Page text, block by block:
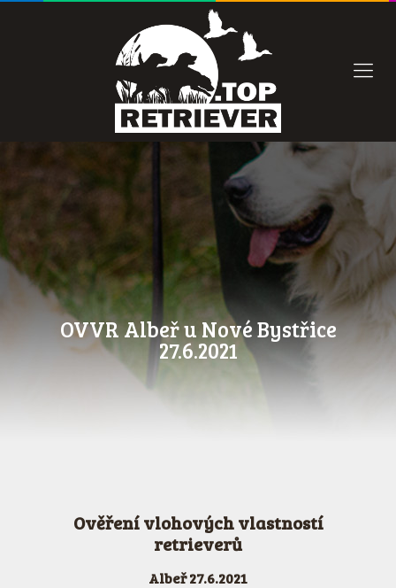
OVVR Albeř u Nové Bystřice
27.6.2021
Ověření vlohových vlastností
retrieverů
Albeř 27.6.2021